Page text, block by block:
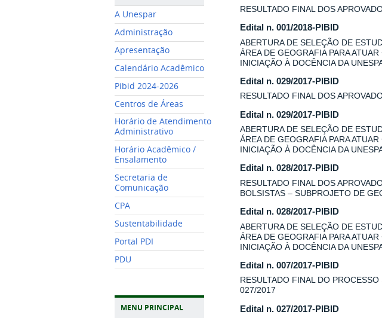
A Unespar
Administração
Apresentação
Calendário Acadêmico
Pibid 2024-2026
Centros de Áreas
Horário de Atendimento
Administrativo
Horário Acadêmico /
Ensalamento
Secretaria de
Comunicação
CPA
Sustentabilidade
Portal PDI
PDU
MENU PRINCIPAL
RESULTADO FINAL DOS
Edital n. 001/2018-PIBID
ABERTURA DE SELEÇÃO DE
ÁREA DE GEOGRAFIA PARA
INICIAÇÃO À DOCÊNCIA DA
Edital n. 029/2017-PIBID
RESULTADO FINAL DOS
Edital n. 029/2017-PIBID
ABERTURA DE SELEÇÃO DE
ÁREA DE GEOGRAFIA PARA
INICIAÇÃO À DOCÊNCIA DA
Edital n. 028/2017-PIBID
RESULTADO FINAL DOS
BOLSISTAS – SUBPROJETO DE
Edital n. 028/2017-PIBID
ABERTURA DE SELEÇÃO DE
ÁREA DE GEOGRAFIA PARA
INICIAÇÃO À DOCÊNCIA DA
Edital n. 007/2017-PIBID
RESULTADO FINAL DO
027/2017
Edital n. 027/2017-PIBID